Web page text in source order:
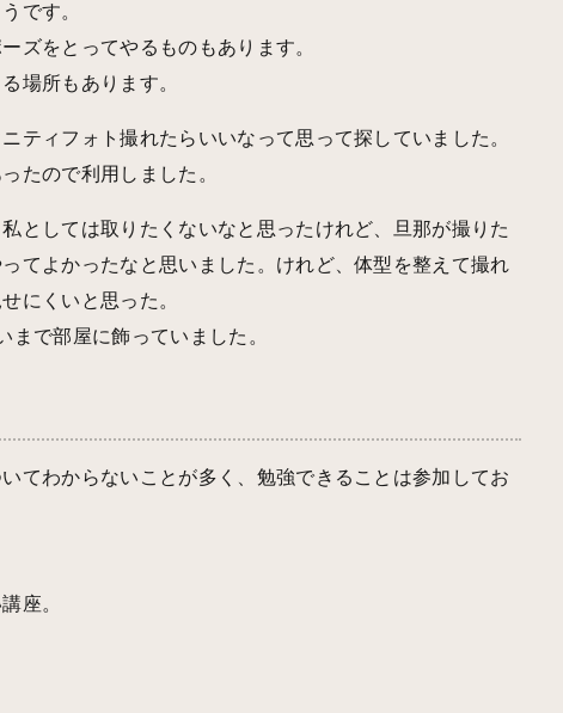
です。
ズをとってやるものもあります。
場所もあります。
ティフォト撮れたらいいなって思って探していました。
たので利用しました。
としては取りたくないなと思ったけれど、旦那が撮りた
てよかったなと思いました。けれど、体型を整えて撮れ
にくいと思った。
で部屋に飾っていました。
てわからないことが多く、勉強できることは参加してお
座。